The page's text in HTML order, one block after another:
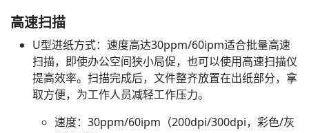
高速扫描
U型进纸方式：速度高达30ppm/60ipm适合批量高速
扫描，即使办公空间狭小局促，也可以使用高速扫描仪
提高效率。扫描完成后，文件整齐放置在出纸部分，拿
取方便，为工作人员减轻工作压力。
速度：30ppm/60ipm（200dpi/300dpi，彩色/灰